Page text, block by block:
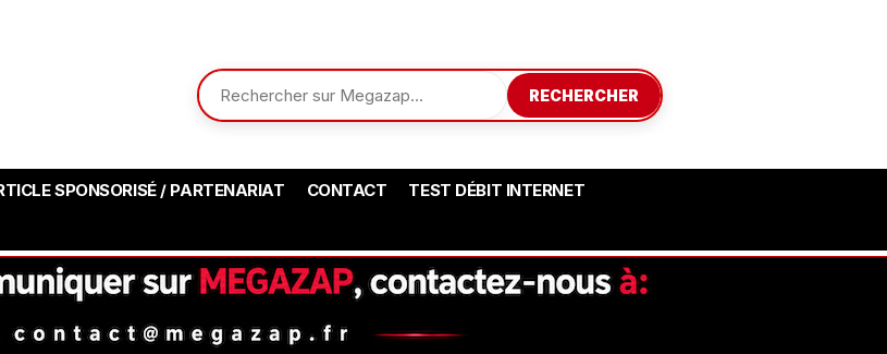
RECHERCHER
SPONSORISÉ / PARTENARIAT CONTACT TEST DÉBIT INTERNET